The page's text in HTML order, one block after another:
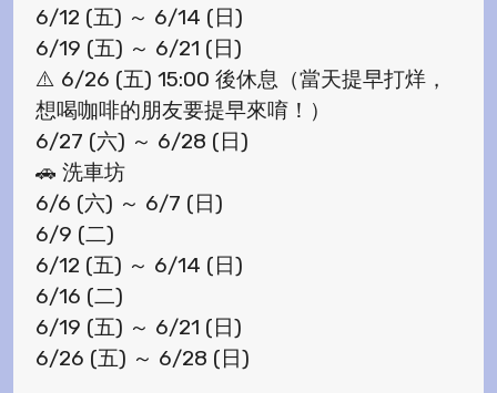
6/12 (五) ～ 6/14 (日)
6/19 (五) ～ 6/21 (日)
⚠️ 6/26 (五) 15:00 後休息（當天提早打烊，
想喝咖啡的朋友要提早來唷！）
6/27 (六) ～ 6/28 (日)
🚗 洗車坊
6/6 (六) ～ 6/7 (日)
6/9 (二)
6/12 (五) ～ 6/14 (日)
6/16 (二)
6/19 (五) ～ 6/21 (日)
6/26 (五) ～ 6/28 (日)